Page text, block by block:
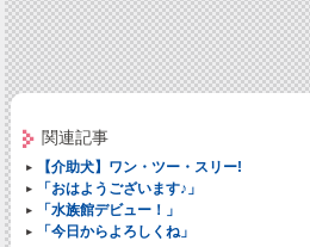
関連記事
【介助犬】ワン・ツー・スリー!
「おはようございます♪」
「水族館デビュー！」
「今日からよろしくね」